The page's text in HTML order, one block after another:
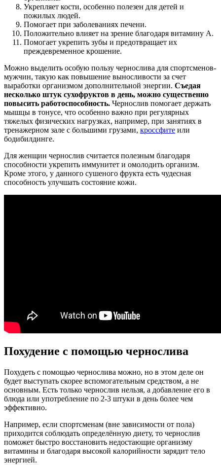
Укрепляет кости, особенно полезен для детей и
пожилых людей.
Помогает при заболеваниях печени.
Положительно влияет на зрение благодаря витамину А.
Помогает укрепить зубы и предотвращает их
преждевременное крошение.
Можно выделить особую пользу чернослива для спортсменов-
мужчин, такую как повышение выносливости за счет
выработки организмом дополнительной энергии. Съедая
несколько штук сухофруктов в день, можно существенно
повысить работоспособность. Чернослив помогает держать
мышцы в тонусе, что особенно важно при регулярных
тяжелых физических нагрузках, например, при занятиях в
тренажерном зале с большими грузами, кроссфите или
бодибилдинге.
Для женщин чернослив считается полезным благодаря
способности укрепить иммунитет и омолодить организм.
Кроме этого, у данного сушеного фрукта есть чудесная
способность улучшать состояние кожи.
Похудение с помощью чернослива
Похудеть с помощью чернослива можно, но в этом деле он
будет выступать скорее вспомогательным средством, а не
основным. Есть только чернослив нельзя, а добавление его в
блюда или употребление по 2-3 штуки в день более чем
эффективно.
Например, если спортсменам (вне зависимости от пола)
приходится соблюдать определённую диету, то чернослив
поможет быстро восстановить недостающие организму
витамины и благодаря высокой калорийности зарядит тело
энергией.